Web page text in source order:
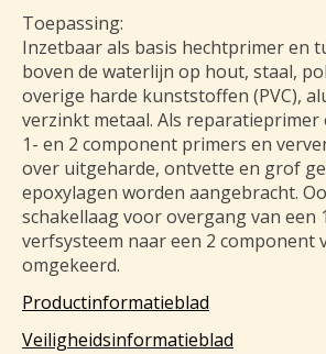
Toepassing:
Inzetbaar als basis hechtprimer en
boven de waterlijn op hout, staal,
overige harde kunststoffen (PVC),
verzinkt metaal. Als reparatieprimer
1- en 2 component primers en
over uitgeharde, ontvette en grof
epoxylagen worden aangebracht.
schakellaag voor overgang van een
verfsysteem naar een 2 component
omgekeerd.
Productinformatieblad
Veiligheidsinformatieblad